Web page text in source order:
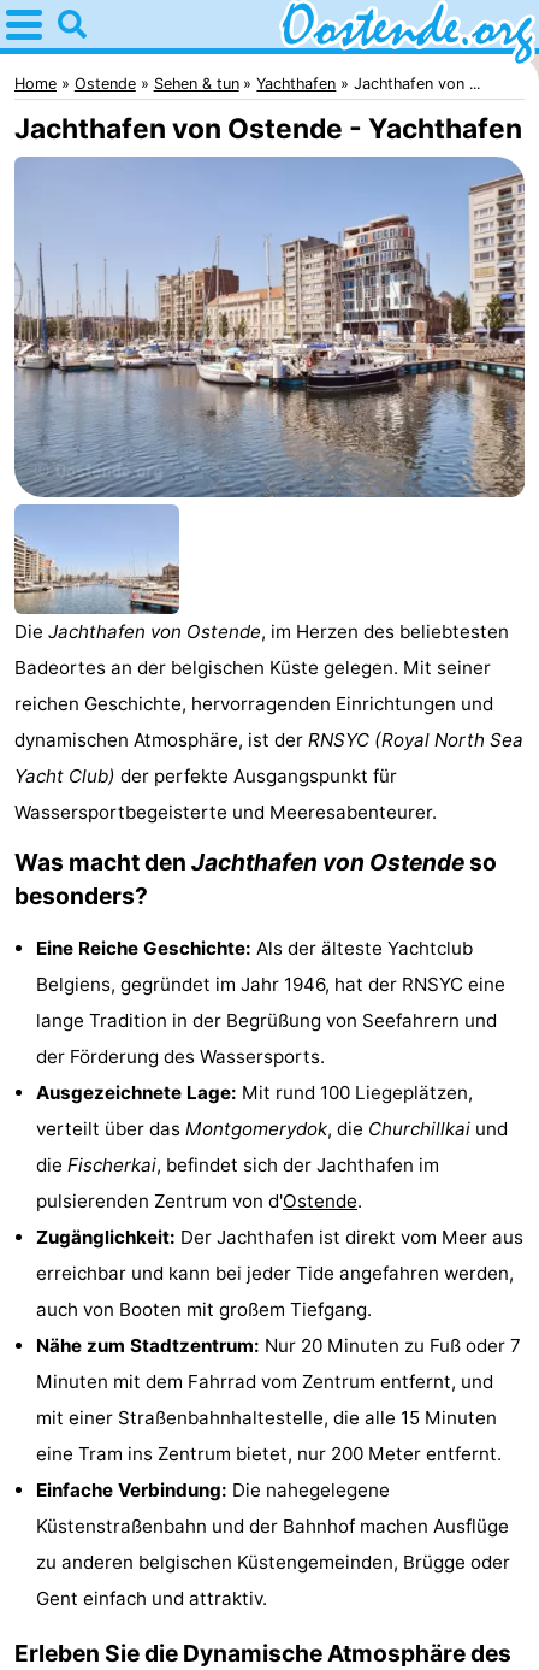
Home
Oostende
Tipps
kindern
Übernachten
Appartements
Campingplätze
Ferienhäuser
-
Breeduyn
Village
-
Hippodroom
Hotels
Zimmer
(mit
Frühstück)
Lastminutes
Strand
Sehen
tun
Museen
-
Denkmäler
-
Kirchen
Aussichtspunkte
Attraktionen
Rundfahrten
Spielplätze
Indoor-
Minigolfplätze
Wellness-
&
Natur
Schwimmbader
-
Home Ostende Sehen & tun Yachthafen Jachthafen von ...
Jachthafen von Ostende - Yachthafen
Die Jachthafen von Ostende, im Herzen des beliebtesten
Badeortes an der belgischen Küste gelegen. Mit seiner
reichen Geschichte, hervorragenden Einrichtungen und
dynamischen Atmosphäre, ist der RNSYC (Royal North Sea
Yacht Club) der perfekte Ausgangspunkt für
Wassersportbegeisterte und Meeresabenteurer.
Was macht den Jachthafen von Ostendeso
besonders?
Eine Reiche Geschichte: Als der älteste Yachtclub
Belgiens, gegründet im Jahr 1946, hat der RNSYC eine
lange Tradition in der Begrüßung von Seefahrern und
der Förderung des Wassersports.
Ausgezeichnete Lage: Mit rund 100 Liegeplätzen,
verteilt über das Montgomerydok, die Churchillkai und
die Fischerkai, befindet sich der Jachthafen im
pulsierenden Zentrum von d'Ostende.
Zugänglichkeit: Der Jachthafen ist direkt vom Meer aus
erreichbar und kann bei jeder Tide angefahren werden,
auch von Booten mit großem Tiefgang.
Nähe zum Stadtzentrum: Nur 20 Minuten zu Fuß oder 7
Minuten mit dem Fahrrad vom Zentrum entfernt, und
mit einer Straßenbahnhaltestelle, die alle 15 Minuten
eine Tram ins Zentrum bietet, nur 200 Meter entfernt.
Einfache Verbindung: Die nahegelegene
Küstenstraßenbahn und der Bahnhof machen Ausflüge
zu anderen belgischen Küstengemeinden, Brügge oder
Gent einfach und attraktiv.
Erleben Sie die Dynamische Atmosphäre des